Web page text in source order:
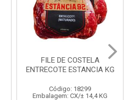
FILE DE COSTELA
ENTRECOTE ESTANCIA KG
Código: 18299
Embalagem: CX/± 14,4 KG